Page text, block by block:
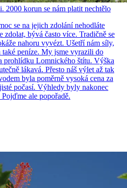
2000 korun se nám platit nechtělo
se na jejich zdolání nehodláte
zdolat, bývá často více. Tradičně se
nahoru vyvézt. Ušetří nám síly,
také peníze. My jsme vyrazili do
prohlídku Lomnického štítu. Výška
lákavá. Přesto náš výlet až tak
byla poměrně vysoká cena za
počasí. Výhledy byly nakonec
ale popořadě.